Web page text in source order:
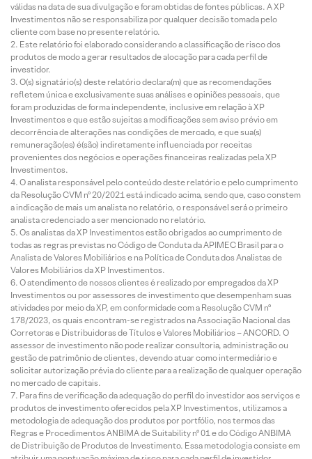
válidas na data de sua divulgação e foram obtidas de fontes públicas. A XP
Investimentos não se responsabiliza por qualquer decisão tomada pelo
cliente com base no presente relatório.
Este relatório foi elaborado considerando a classificação de risco dos
produtos de modo a gerar resultados de alocação para cada perfil de
investidor.
O(s) signatário(s) deste relatório declara(m) que as recomendações
refletem única e exclusivamente suas análises e opiniões pessoais, que
foram produzidas de forma independente, inclusive em relação à XP
Investimentos e que estão sujeitas a modificações sem aviso prévio em
decorrência de alterações nas condições de mercado, e que sua(s)
remuneração(es) é(são) indiretamente influenciada por receitas
provenientes dos negócios e operações financeiras realizadas pela XP
Investimentos.
O analista responsável pelo conteúdo deste relatório e pelo cumprimento
da Resolução CVM nº 20/2021 está indicado acima, sendo que, caso constem
a indicação de mais um analista no relatório, o responsável será o primeiro
analista credenciado a ser mencionado no relatório.
Os analistas da XP Investimentos estão obrigados ao cumprimento de
todas as regras previstas no Código de Conduta da APIMEC Brasil para o
Analista de Valores Mobiliários e na Política de Conduta dos Analistas de
Valores Mobiliários da XP Investimentos.
O atendimento de nossos clientes é realizado por empregados da XP
Investimentos ou por assessores de investimento que desempenham suas
atividades por meio da XP, em conformidade com a Resolução CVM nº
178/2023, os quais encontram-se registrados na Associação Nacional das
Corretoras e Distribuidoras de Títulos e Valores Mobiliários – ANCORD. O
assessor de investimento não pode realizar consultoria, administração ou
gestão de patrimônio de clientes, devendo atuar como intermediário e
solicitar autorização prévia do cliente para a realização de qualquer operação
no mercado de capitais.
Para fins de verificação da adequação do perfil do investidor aos serviços e
produtos de investimento oferecidos pela XP Investimentos, utilizamos a
metodologia de adequação dos produtos por portfólio, nos termos das
Regras e Procedimentos ANBIMA de Suitability nº 01 e do Código ANBIMA
de Distribuição de Produtos de Investimento. Essa metodologia consiste em